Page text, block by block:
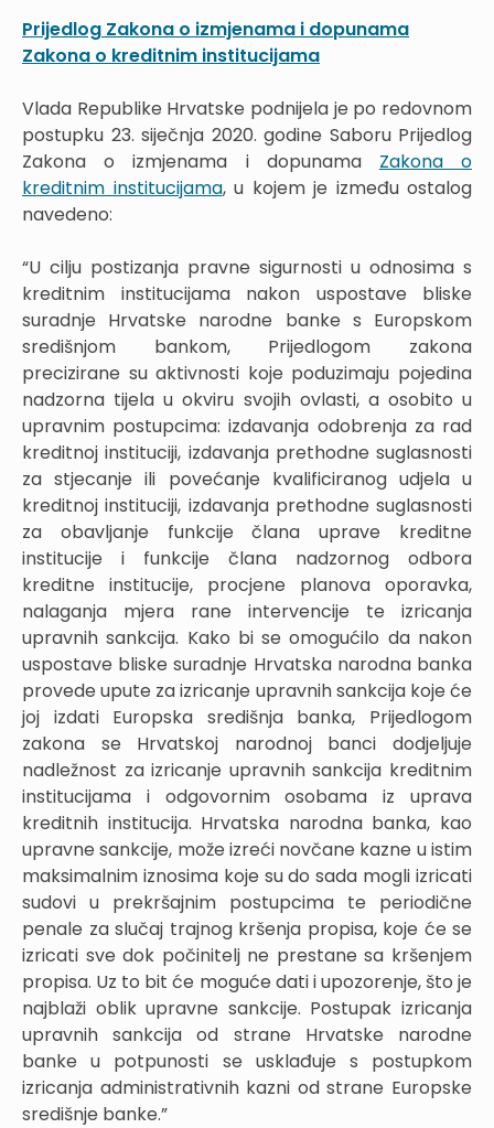
Prijedlog Zakona o izmjenama i dopunama
Zakona o kreditnim institucijama
Vlada Republike Hrvatske podnijela je po redovnom
postupku 23. siječnja 2020. godine Saboru Prijedlog
Zakona o izmjenama i dopunama Zakona o
kreditnim institucijama, u kojem je između ostalog
navedeno:
“U cilju postizanja pravne sigurnosti u odnosima s
kreditnim institucijama nakon uspostave bliske
suradnje Hrvatske narodne banke s Europskom
središnjom bankom, Prijedlogom zakona
precizirane su aktivnosti koje poduzimaju pojedina
nadzorna tijela u okviru svojih ovlasti, a osobito u
upravnim postupcima: izdavanja odobrenja za rad
kreditnoj instituciji, izdavanja prethodne suglasnosti
za stjecanje ili povećanje kvalificiranog udjela u
kreditnoj instituciji, izdavanja prethodne suglasnosti
za obavljanje funkcije člana uprave kreditne
institucije i funkcije člana nadzornog odbora
kreditne institucije, procjene planova oporavka,
nalaganja mjera rane intervencije te izricanja
upravnih sankcija. Kako bi se omogućilo da nakon
uspostave bliske suradnje Hrvatska narodna banka
provede upute za izricanje upravnih sankcija koje će
joj izdati Europska središnja banka, Prijedlogom
zakona se Hrvatskoj narodnoj banci dodjeljuje
nadležnost za izricanje upravnih sankcija kreditnim
institucijama i odgovornim osobama iz uprava
kreditnih institucija. Hrvatska narodna banka, kao
upravne sankcije, može izreći novčane kazne u istim
maksimalnim iznosima koje su do sada mogli izricati
sudovi u prekršajnim postupcima te periodične
penale za slučaj trajnog kršenja propisa, koje će se
izricati sve dok počinitelj ne prestane sa kršenjem
propisa. Uz to bit će moguće dati i upozorenje, što je
najblaži oblik upravne sankcije. Postupak izricanja
upravnih sankcija od strane Hrvatske narodne
banke u potpunosti se usklađuje s postupkom
izricanja administrativnih kazni od strane Europske
središnje banke.”